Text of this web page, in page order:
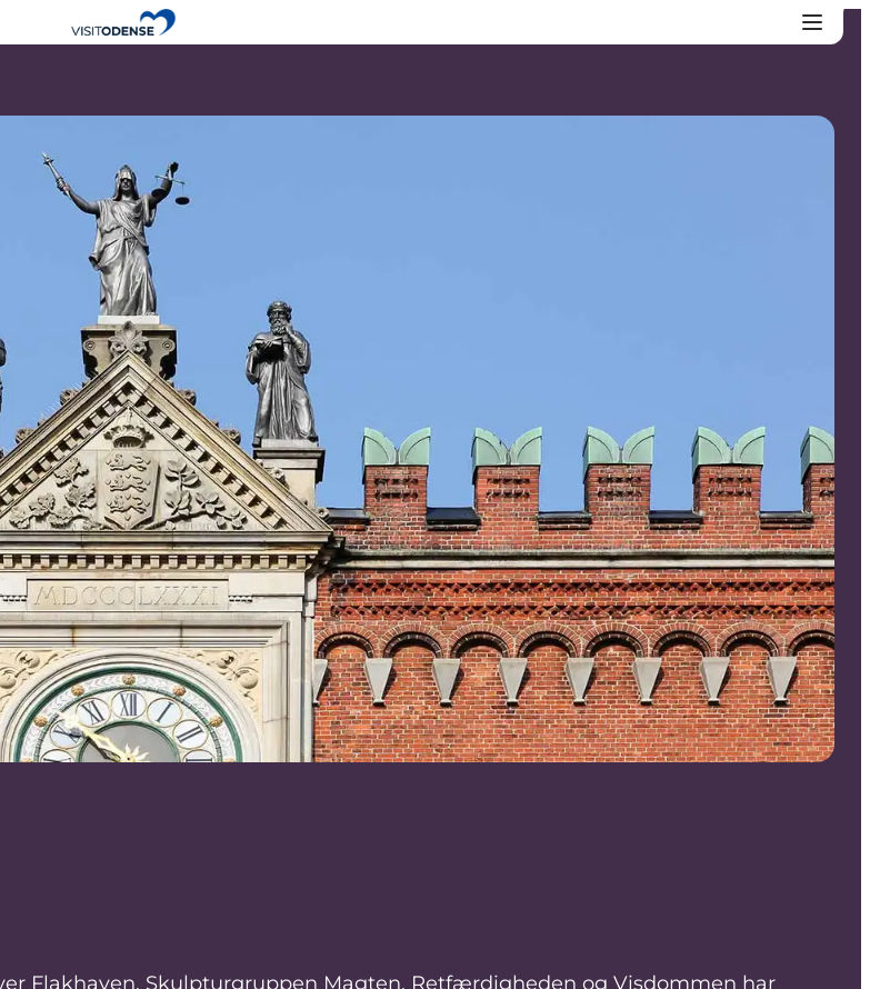
Flakhaven. Skulpturgruppen Magten, Retfærdigheden og Visdommen har